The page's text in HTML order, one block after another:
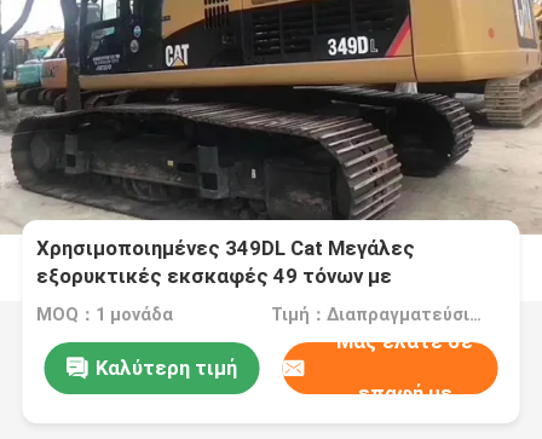
Χρησιμοποιημένες 349DL Cat Μεγάλες
εξορυκτικές εκσκαφές 49 τόνων με
CatC13ACERT
MOQ：1 μονάδα Τιμή：Διαπραγματεύσιμος
Καλύτερη τιμή
Μας ελάτε σε
επαφή με